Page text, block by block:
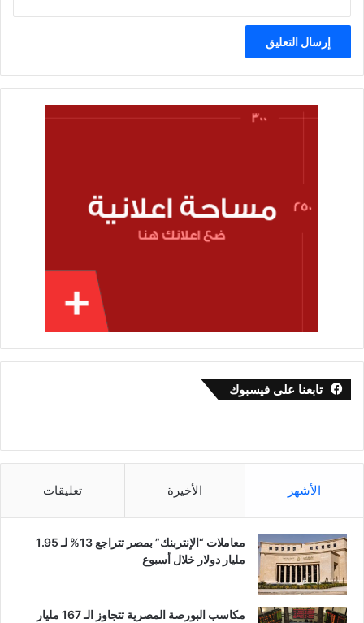
تابعنا على فيسبوك
الأشهر الأخيرة تعليقات
معاملات “الإنتربنك” بمصر تتراجع 13% لـ 1.95
مليار دولار خلال أسبوع
مكاسب البورصة المصرية تتجاوز الـ 167 مليار